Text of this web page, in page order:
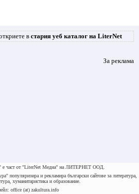
в стария уеб каталог на LiterNet
За реклама
е част от "LiterNet Медиа" на ЛИТЕРНЕТ ООД.
популяризира и рекламира български сайтове за литература,
хуманитаристика и образование.
office (at) zakultura.info